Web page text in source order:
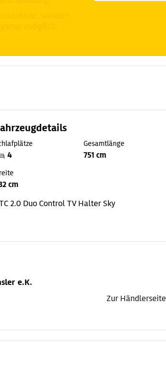
4
Gesamtlänge
751 cm
cm
2.0 Duo Control TV Halter Sky
e.K.
Zur Händlerseite